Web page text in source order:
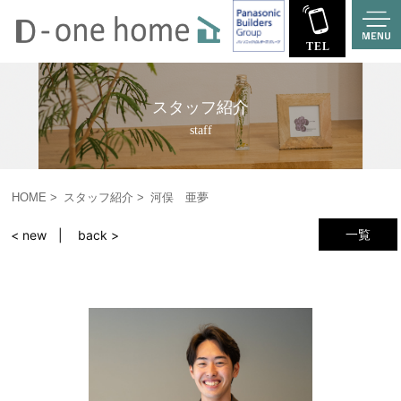
スタッフ紹介
staff
HOME スタッフ紹介 河俣 亜夢
一覧
< new back >